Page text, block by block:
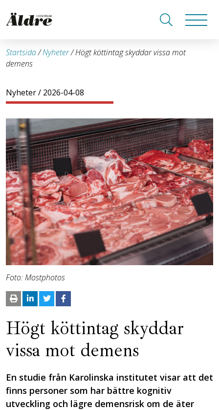
Startsida/Nyheter/Högt köttintag skyddar vissa mot
demens
Nyheter/ 2026-04-08
Foto: Mostphotos
Högt köttintag skyddar
vissa mot demens
En studie från Karolinska institutet visar att det
finns personer som har bättre kognitiv
utveckling och lägre demensrisk om de äter